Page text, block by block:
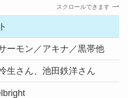
スクロールできます
ーモン／アキナ／黒帯他
生さん、池田鉄洋さん